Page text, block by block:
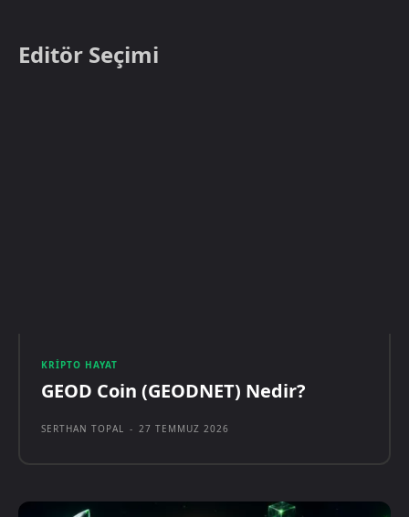
Editör Seçimi
KRIPTO HAYAT
GEOD Coin (GEODNET) Nedir?
SERTHAN TOPAL - 27 TEMMUZ 2026